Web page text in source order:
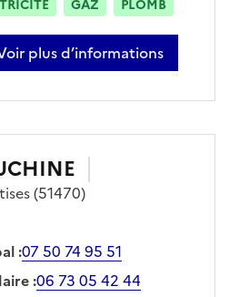
GAZ PLOMB
plus d’informations
sur ahmed sabri
(51470)
:07 50 74 95 51
:06 73 05 42 44